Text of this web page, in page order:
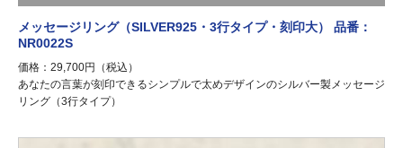
メッセージリング（SILVER925・3行タイプ・刻印大） 品番：
NR0022S
価格：29,700円（税込）
あなたの言葉が刻印できるシンプルで太めデザインのシルバー製メッセージ
リング（3行タイプ）